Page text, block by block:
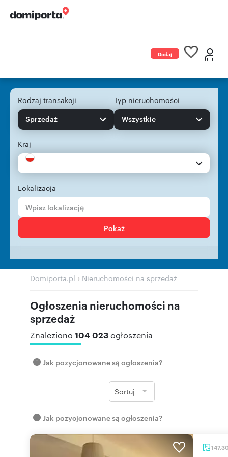
Dodaj
Rodzaj transakcji
Sprzedaż
Typ nieruchomości
Wszystkie
Kraj
Lokalizacja
Pokaż
Domiporta.pl › Nieruchomości na sprzedaż
Ogłoszenia nieruchomości na
sprzedaż
Znaleziono 104 023ogłoszenia
Jak pozycjonowane są ogłoszenia?
Sortuj
Jak pozycjonowane są ogłoszenia?